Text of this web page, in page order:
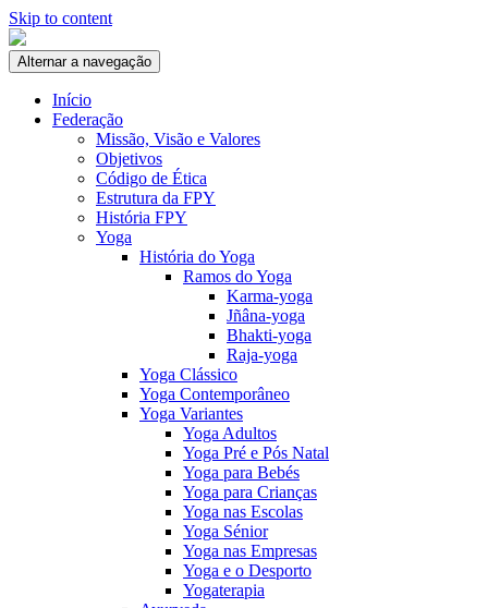
Skip to content
Alternar a navegação
Início
Federação
Missão, Visão e Valores
Objetivos
Código de Ética
Estrutura da FPY
História FPY
Yoga
História do Yoga
Ramos do Yoga
Karma-yoga
Jñâna-yoga
Bhakti-yoga
Raja-yoga
Yoga Clássico
Yoga Contemporâneo
Yoga Variantes
Yoga Adultos
Yoga Pré e Pós Natal
Yoga para Bebés
Yoga para Crianças
Yoga nas Escolas
Yoga Sénior
Yoga nas Empresas
Yoga e o Desporto
Yogaterapia